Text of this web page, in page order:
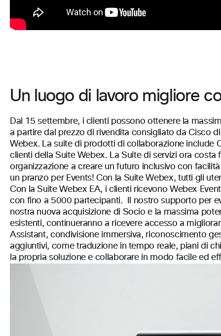
Un luogo di lavoro migliore
Dal 15 settembre, i clienti possono ottenere la
a partire dal prezzo di rivendita consigliato da Cisco
Webex. La suite di prodotti di collaborazione include
clienti della Suite Webex. La Suite di servizi ora
organizzazione a creare un futuro inclusivo con
un pranzo per Events! Con la Suite Webex, tutti gli
Con la Suite Webex EA, i clienti ricevono Webex
con fino a 5000 partecipanti. Il nostro supporto per
nostra nuova acquisizione di Socio e la massima
esistenti, continueranno a ricevere accesso a
Assistant, condivisione immersiva, riconoscimento
aggiuntivi, come traduzione in tempo reale, piani di
la propria soluzione e collaborare in modo facile ed